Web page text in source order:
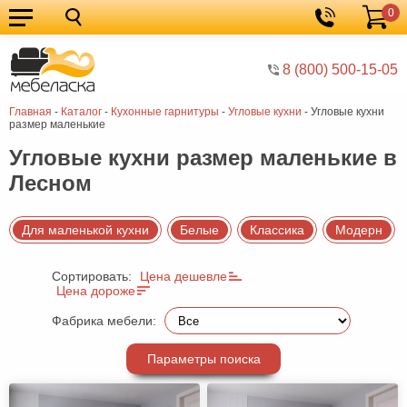
8 (800) 500-15-05
Корзина
0
Главная - Каталог - Кухонные гарнитуры - Угловые кухни - Угловые кухни
размер маленькие
Кухонные
гарнитуры
Мебель
для
кухни
Мебель
для
спальни
Кровати
Шкафы
Диваны
Мягкая
мебель
Детская
мебель
Мебель
Угловые кухни размер маленькие в
Лесном
Для маленькой кухни Белые Классика Модерн
Сортировать:
Цена дешевле
Цена дороже
Фабрика мебели:
Параметры поиска